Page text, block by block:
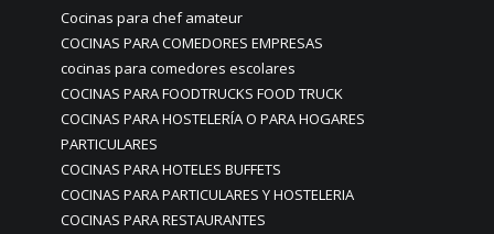
Cocinas para chef amateur
COCINAS PARA COMEDORES EMPRESAS
cocinas para comedores escolares
COCINAS PARA FOODTRUCKS FOOD TRUCK
COCINAS PARA HOSTELERÍA O PARA HOGARES
PARTICULARES
COCINAS PARA HOTELES BUFFETS
COCINAS PARA PARTICULARES Y HOSTELERIA
COCINAS PARA RESTAURANTES